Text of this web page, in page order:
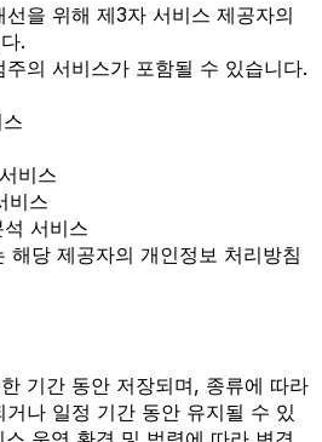
을 위해 제3자 서비스 제공자의
.
의 서비스가 포함될 수 있습니다.
비스
비스
서비스
해당 제공자의 개인정보 처리방침
기간 동안 저장되며, 종류에 따라
나 일정 기간 동안 유지될 수 있